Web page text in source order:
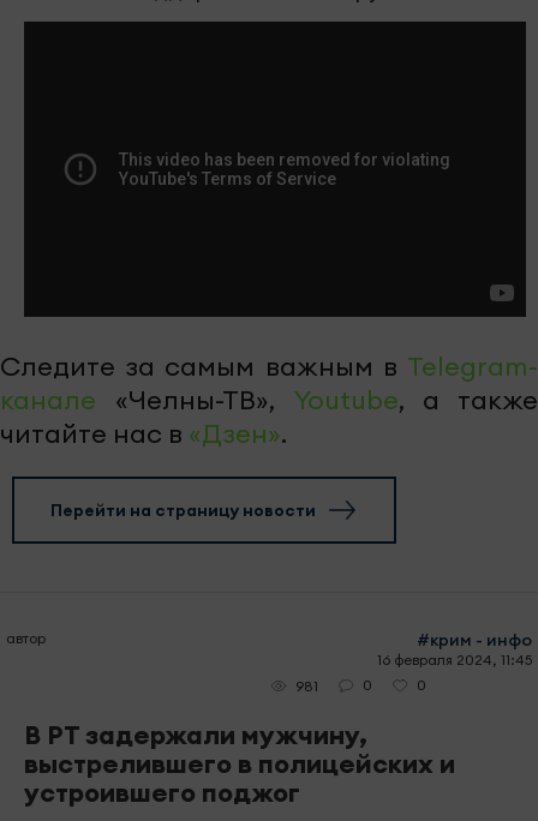
Следите за самым важным в Telegram-
канале «Челны-ТВ», Youtube, а также
читайте нас в «Дзен».
Перейти на страницу новости
автор #крим - инфо
16 февраля 2024, 11:45
981
0 0
В РТ задержали мужчину,
выстрелившего в полицейских и
устроившего поджог